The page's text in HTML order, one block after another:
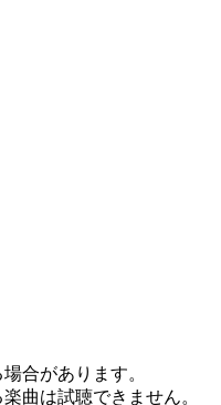
合があります。
曲は試聴できません。